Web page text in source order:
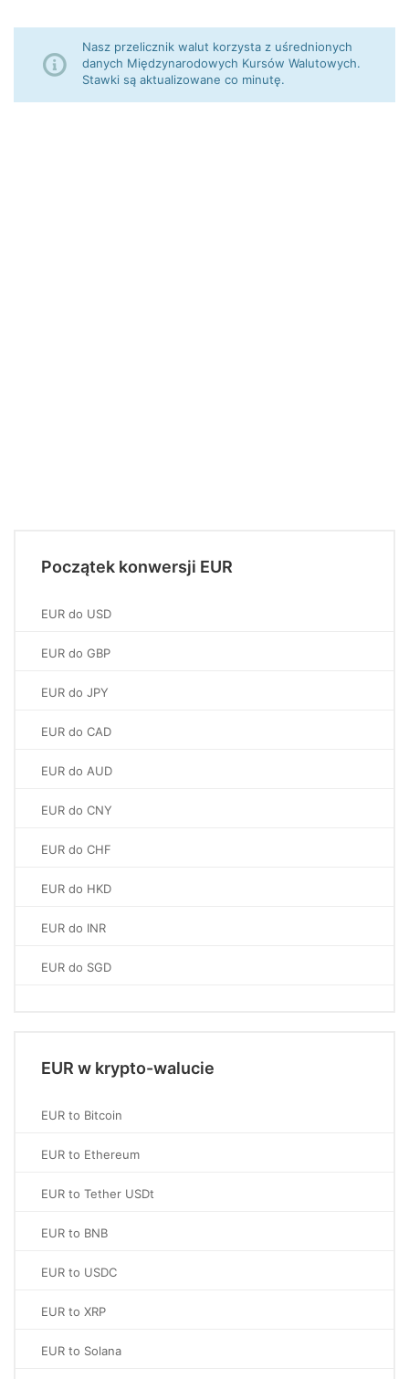
Nasz przelicznik walut korzysta z uśrednionych
danych Międzynarodowych Kursów Walutowych.
Stawki są aktualizowane co minutę.
Początek konwersji EUR
EUR do USD
EUR do GBP
EUR do JPY
EUR do CAD
EUR do AUD
EUR do CNY
EUR do CHF
EUR do HKD
EUR do INR
EUR do SGD
EUR w krypto-walucie
EUR to Bitcoin
EUR to Ethereum
EUR to Tether USDt
EUR to BNB
EUR to USDC
EUR to XRP
EUR to Solana